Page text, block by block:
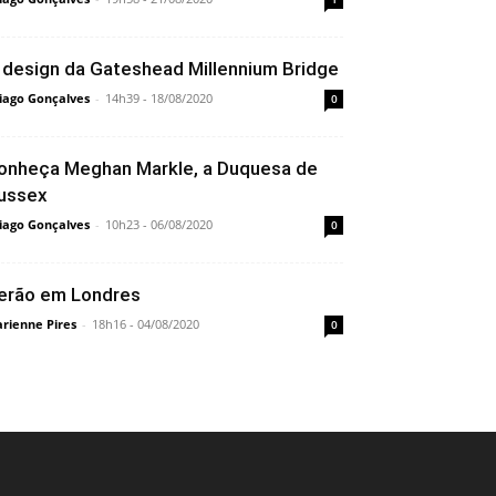
design da Gateshead Millennium Bridge
Gonçalves - 14h39 - 18/08/2020 0
Meghan Markle, a Duquesa de
Gonçalves - 10h23 - 06/08/2020 0
em Londres
Pires - 18h16 - 04/08/2020 0